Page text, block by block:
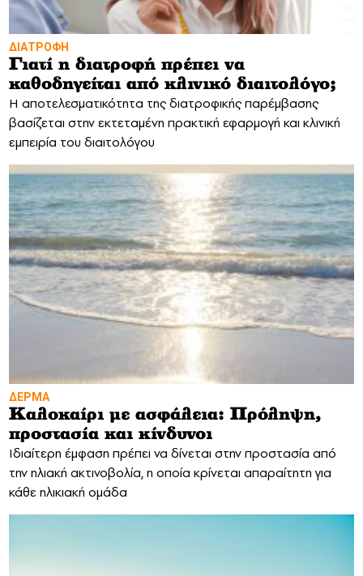
ΔΙΑΤΡΟΦΗ
Γιατί η διατροφή πρέπει να
καθοδηγείται από κλινικό διαιτολόγο;
Η αποτελεσματικότητα της διατροφικής παρέμβασης
βασίζεται στην εκτεταμένη πρακτική εφαρμογή και κλινική
εμπειρία του διαιτολόγου
ΔΕΡΜΑ
Καλοκαίρι με ασφάλεια: Πρόληψη,
προστασία και κίνδυνοι
Ιδιαίτερη έμφαση πρέπει να δίνεται στην προστασία από
την ηλιακή ακτινοβολία, η οποία κρίνεται απαραίτητη για
κάθε ηλικιακή ομάδα